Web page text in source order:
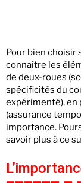
Pour bien choisir
connaître les
de deux-roues
spécificités du
expérimenté), en
(assurance
importance.
savoir plus à ce